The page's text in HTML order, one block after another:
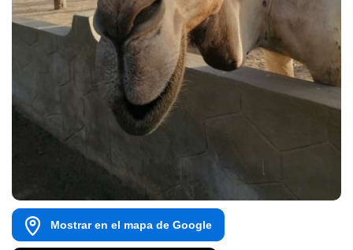
Mostrar en el mapa de Google